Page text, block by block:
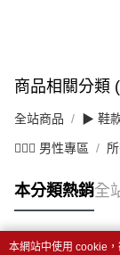
商品相關分類
全站商品 ▶ 鞋
💁🏻‍♂️ 男性專區
本分類熱銷全
本網站中使用 cookie